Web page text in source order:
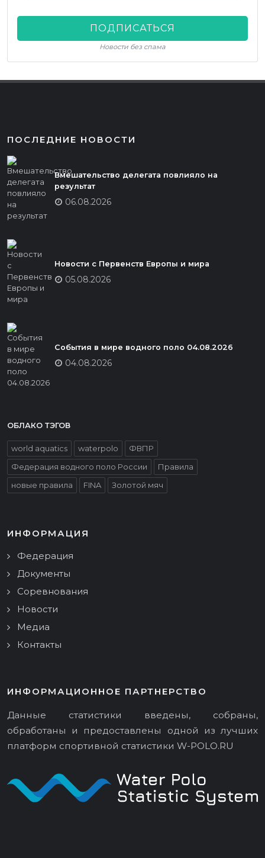
ПОДПИСАТЬСЯ
Новости без спама
ПОСЛЕДНИЕ НОВОСТИ
Вмешательство делегата повлияло на
результат
06.08.2026
Новости с Первенств Европы и мира
05.08.2026
События в мире водного поло 04.08.2026
04.08.2026
ОБЛАКО ТЭГОВ
world aquatics waterpolo
ФВПР
Федерация водного поло России
Правила
новые правила
FINA Золотой мяч
ИНФОРМАЦИЯ
Федерация
Документы
Соревнования
Новости
Медиа
Контакты
ИНФОРМАЦИОННОЕ ПАРТНЕРСТВО
Данные статистики введены, собраны,
обработаны и предоставлены одной из лучших
платформ спортивной статистики W-POLO.RU